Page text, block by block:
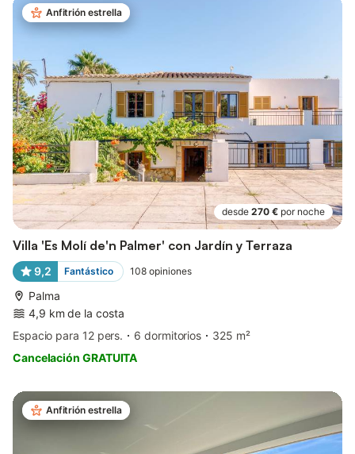
Anfitrión estrella
desde 270 € por noche
Villa 'Es Molí de'n Palmer' con Jardín y Terraza
9,2 Fantástico 108 opiniones
Palma
4,9 km de la costa
Espacio para 12 pers.
6 dormitorios
325 m²
Cancelación GRATUITA
Anfitrión estrella